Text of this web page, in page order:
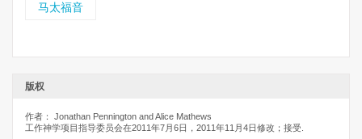
马太福音
版权
作者： Jonathan Pennington and Alice Mathews
工作神学项目指导委员会在2011年7月6日，2011年11月4日修改；接受.